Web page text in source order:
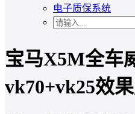
电子质保系统
宝马X5M全车
vk70+vk25效果